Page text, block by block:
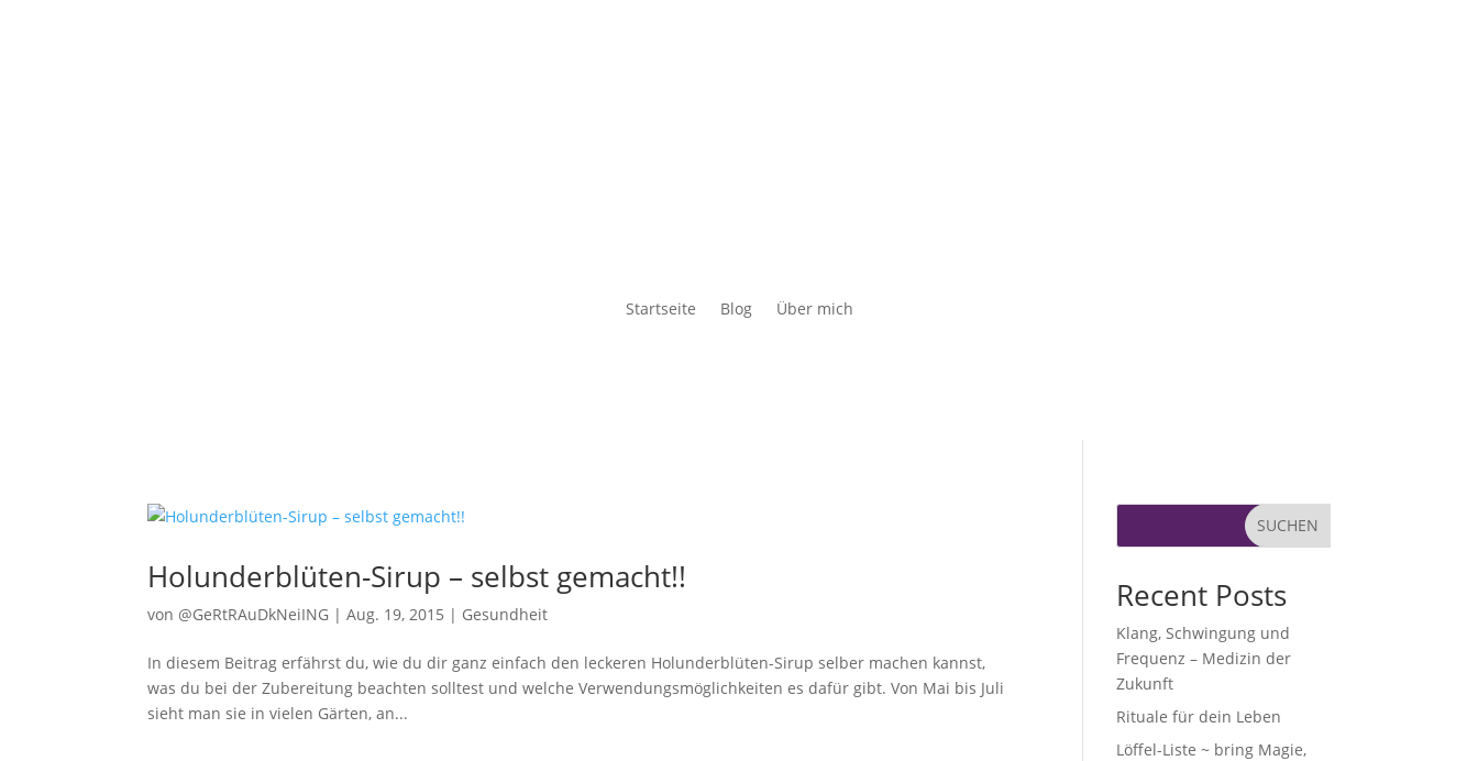
Startseite Blog Über mich
Holunderblüten-Sirup – selbst gemacht!!
von @GeRtRAuDkNeiING |Aug. 19, 2015 | Gesundheit
In diesem Beitrag erfährst du, wie du dir ganz einfach den leckeren Holunderblüten-Sirup selber machen kannst,
was du bei der Zubereitung beachten solltest und welche Verwendungsmöglichkeiten es dafür gibt. Von Mai bis Juli
sieht man sie in vielen Gärten, an...
SUCHEN
Recent Posts
Klang, Schwingung und
Frequenz – Medizin der
Zukunft
Rituale für dein Leben
Löffel-Liste ~ bring Magie,